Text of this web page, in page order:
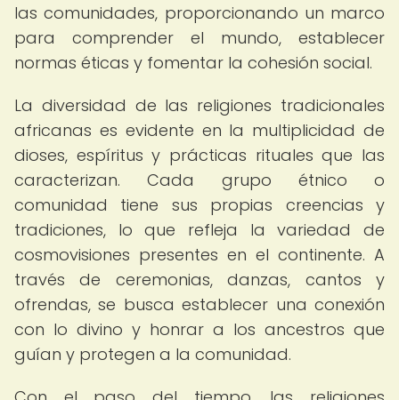
las comunidades, proporcionando un marco
para comprender el mundo, establecer
normas éticas y fomentar la cohesión social.
La diversidad de las religiones tradicionales
africanas es evidente en la multiplicidad de
dioses, espíritus y prácticas rituales que las
caracterizan. Cada grupo étnico o
comunidad tiene sus propias creencias y
tradiciones, lo que refleja la variedad de
cosmovisiones presentes en el continente. A
través de ceremonias, danzas, cantos y
ofrendas, se busca establecer una conexión
con lo divino y honrar a los ancestros que
guían y protegen a la comunidad.